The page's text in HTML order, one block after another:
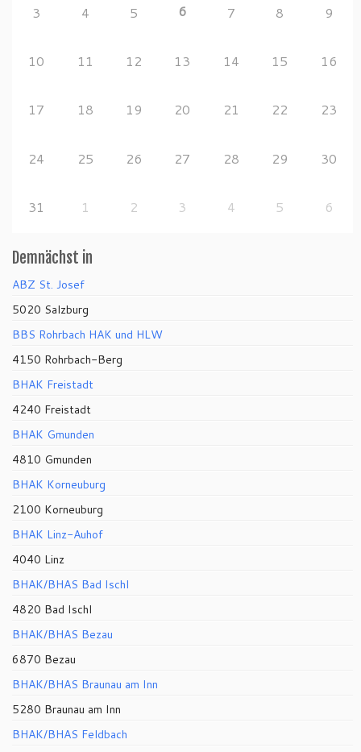
3 4 5 6 7 8 9
10 11 12 13 14 15 16
17 18 19 20 21 22 23
24 25 26 27 28 29 30
31 1 2 3 4 5 6
Demnächst in
ABZ St. Josef
5020 Salzburg
BBS Rohrbach HAK und HLW
4150 Rohrbach-Berg
BHAK Freistadt
4240 Freistadt
BHAK Gmunden
4810 Gmunden
BHAK Korneuburg
2100 Korneuburg
BHAK Linz-Auhof
4040 Linz
BHAK/BHAS Bad Ischl
4820 Bad Ischl
BHAK/BHAS Bezau
6870 Bezau
BHAK/BHAS Braunau am Inn
5280 Braunau am Inn
BHAK/BHAS Feldbach